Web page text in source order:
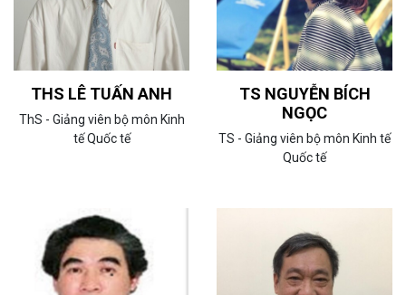
THS LÊ TUẤN ANH
ThS - Giảng viên bộ môn Kinh
tế Quốc tế
TS NGUYỄN BÍCH
NGỌC
TS - Giảng viên bộ môn Kinh tế
Quốc tế